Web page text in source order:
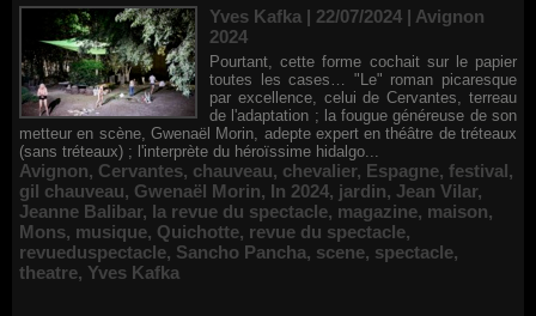
Yves Kafka | 22/07/2024 | Avignon
2024
Pourtant, cette forme cochait sur le papier
toutes les cases… "Le" roman picaresque
par excellence, celui de Cervantes, terreau
de l'adaptation ; la fougue généreuse de son
metteur en scène, Gwenaël Morin, adepte expert en théâtre de tréteaux
(sans tréteaux) ; l'interprète du héroïssime hidalgo...
Avignon, Cervantes, chauveau, chevalier, Espagne, festival,
gil chauveau, Gwenaël Morin, In 2024, jardin, Jean Vilar,
Jeanne Balibar, la revue du spectacle, magazine, maison,
Mons, musique, Quichotte, revue du spectacle,
revueduspectacle, Sancho Pancha, scene, spectacle,
theatre, Yves Kafka